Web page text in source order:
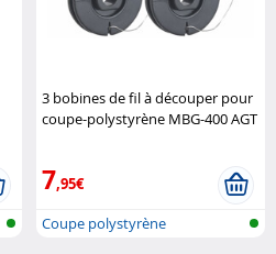
3 bobines de fil à découper pour
coupe-polystyrène MBG-400 AGT
7,95€
Coupe polystyrène